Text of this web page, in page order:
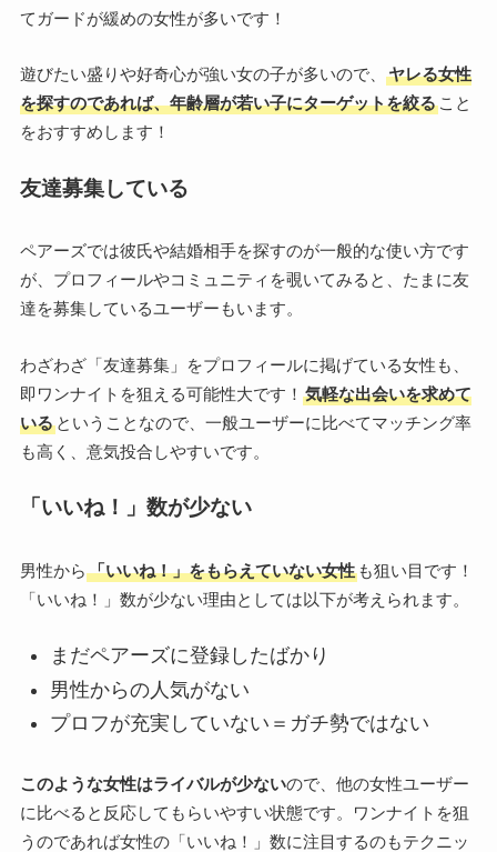
てガードが緩めの女性が多いです！
遊びたい盛りや好奇心が強い女の子が多いので、
ヤレる女性
を探すのであれば、年齢層が若い子にターゲットを絞ること
をおすすめします！
友達募集している
ペアーズでは彼氏や結婚相手を探すのが一般的な使い方です
が、プロフィールやコミュニティを覗いてみると、たまに友
達を募集しているユーザーもいます。
わざわざ「友達募集」をプロフィールに掲げている女性も、
即ワンナイトを狙える可能性大です！ 気軽な出会いを求めて
いるということなので、一般ユーザーに比べてマッチング率
も高く、意気投合しやすいです。
「いいね！」数が少ない
男性から 「いいね！」をもらえていない女性も狙い目です！
「いいね！」数が少ない理由としては以下が考えられます。
まだペアーズに登録したばかり
男性からの人気がない
プロフが充実していない＝ガチ勢ではない
このような女性はライバルが少ないので、他の女性ユーザー
に比べると反応してもらいやすい状態です。ワンナイトを狙
うのであれば女性の「いいね！」数に注目するのもテクニッ